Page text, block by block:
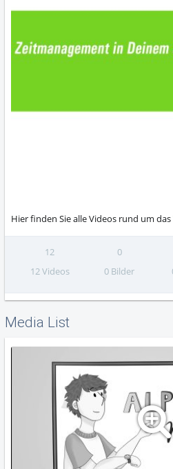
Hier finden Sie alle Videos rund um
12
12 Videos
0
0 Bilder
Media List